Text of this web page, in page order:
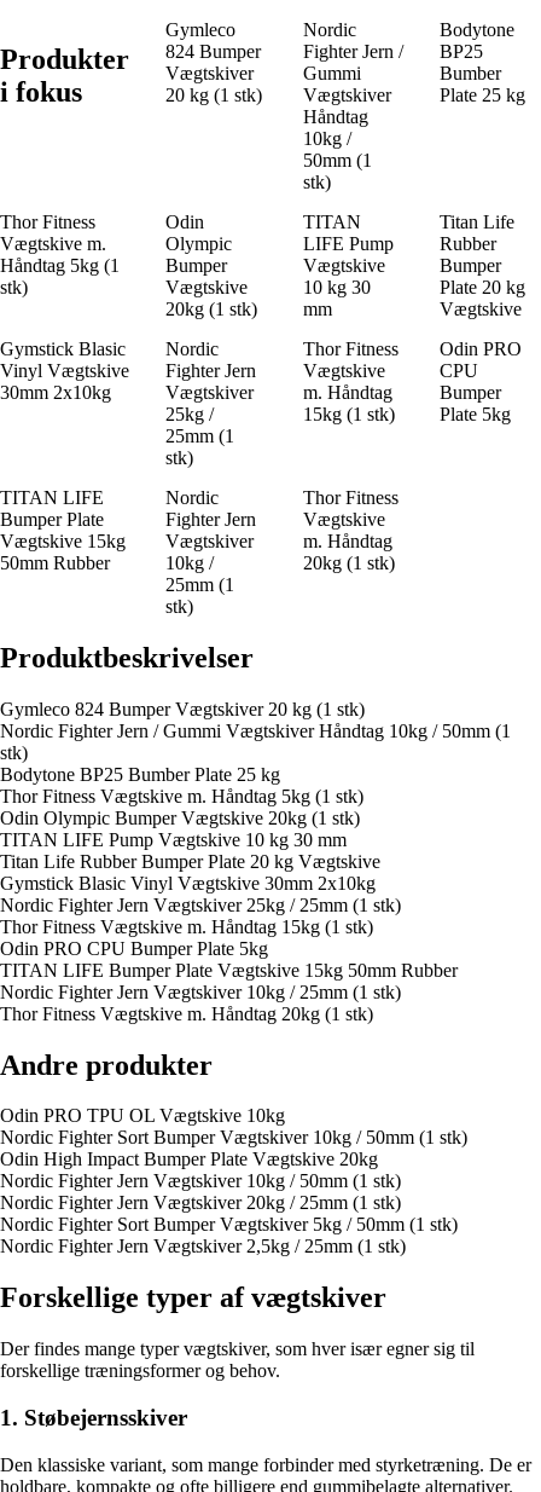
Produkter
i fokus
Gymleco
824 Bumper
Vægtskiver
20 kg (1 stk)
Nordic
Fighter Jern /
Gummi
Vægtskiver
Håndtag
10kg /
50mm (1
stk)
Bodytone
BP25
Bumber
Plate 25 kg
Thor Fitness
Vægtskive m.
Håndtag 5kg (1
stk)
Odin
Olympic
Bumper
Vægtskive
20kg (1 stk)
TITAN
LIFE Pump
Vægtskive
10 kg 30
mm
Titan Life
Rubber
Bumper
Plate 20 kg
Vægtskive
Gymstick Blasic
Vinyl Vægtskive
30mm 2x10kg
Nordic
Fighter Jern
Vægtskiver
25kg /
25mm (1
stk)
Thor Fitness
Vægtskive
m. Håndtag
15kg (1 stk)
Odin PRO
CPU
Bumper
Plate 5kg
TITAN LIFE
Bumper Plate
Vægtskive 15kg
50mm Rubber
Nordic
Fighter Jern
Vægtskiver
10kg /
25mm (1
stk)
Thor Fitness
Vægtskive
m. Håndtag
20kg (1 stk)
Produktbeskrivelser
Gymleco 824 Bumper Vægtskiver 20 kg (1 stk)
Nordic Fighter Jern / Gummi Vægtskiver Håndtag 10kg / 50mm (1
stk)
Bodytone BP25 Bumber Plate 25 kg
Thor Fitness Vægtskive m. Håndtag 5kg (1 stk)
Odin Olympic Bumper Vægtskive 20kg (1 stk)
TITAN LIFE Pump Vægtskive 10 kg 30 mm
Titan Life Rubber Bumper Plate 20 kg Vægtskive
Gymstick Blasic Vinyl Vægtskive 30mm 2x10kg
Nordic Fighter Jern Vægtskiver 25kg / 25mm (1 stk)
Thor Fitness Vægtskive m. Håndtag 15kg (1 stk)
Odin PRO CPU Bumper Plate 5kg
TITAN LIFE Bumper Plate Vægtskive 15kg 50mm Rubber
Nordic Fighter Jern Vægtskiver 10kg / 25mm (1 stk)
Thor Fitness Vægtskive m. Håndtag 20kg (1 stk)
Andre produkter
Odin PRO TPU OL Vægtskive 10kg
Nordic Fighter Sort Bumper Vægtskiver 10kg / 50mm (1 stk)
Odin High Impact Bumper Plate Vægtskive 20kg
Nordic Fighter Jern Vægtskiver 10kg / 50mm (1 stk)
Nordic Fighter Jern Vægtskiver 20kg / 25mm (1 stk)
Nordic Fighter Sort Bumper Vægtskiver 5kg / 50mm (1 stk)
Nordic Fighter Jern Vægtskiver 2,5kg / 25mm (1 stk)
Forskellige typer af vægtskiver
Der findes mange typer vægtskiver, som hver især egner sig til
forskellige træningsformer og behov.
1. Støbejernsskiver
Den klassiske variant, som mange forbinder med styrketræning. De er
holdbare, kompakte og ofte billigere end gummibelagte alternativer.